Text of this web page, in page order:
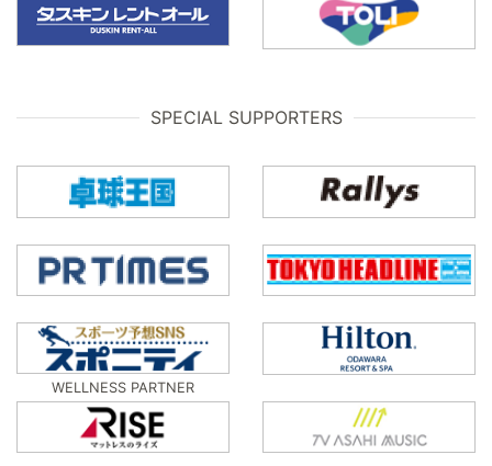
SPECIAL SUPPORTERS
WELLNESS PARTNER